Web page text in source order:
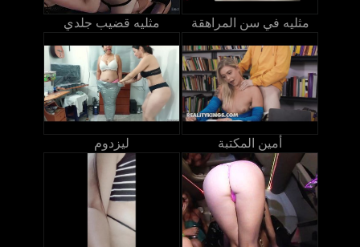
مثليه قضيب جلدي مثليه في سن المراهقة
ليزدوم أمين المكتبة